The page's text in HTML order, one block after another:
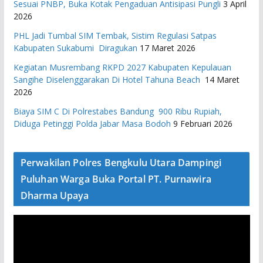
Sesuai PNBP, Buka Kotak Pengaduan Antisipasi Pungli 3 April
2026
PHL Jadi Tumbal SIM Tembak, Sistim Regulasi Satpas
Kabupaten Sukabumi Diragukan 17 Maret 2026
Kegiatan Musrembang RKPD 2027 ​Kabupaten Kepulauan
Sangihe Diselenggarakan Di Hotel Tahuna Beach 14 Maret
2026
Biaya SIM C Di Polrestabes Bandung 900 Ribu Rupiah,
Diduga Petinggi Polda Jabar Masa Bodoh 9 Februari 2026
Perwakilan Polres Bengkulu Utara Dampingi
Puluhan Warga Buka Portal PT. Purnawira
Dharma Upaya